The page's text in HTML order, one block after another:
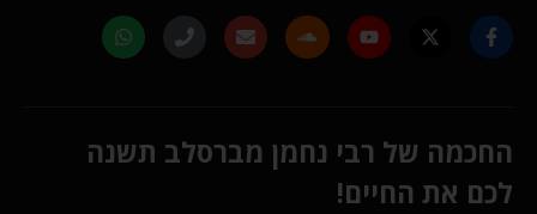
החכמה של רבי נחמן מברסלב תשנה
לכם את החיים!